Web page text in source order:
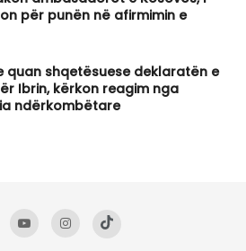
për punën në afirmimin e
quan shqetësuese deklaratën e
Ibrin, kërkon reagim nga
ndërkombëtare